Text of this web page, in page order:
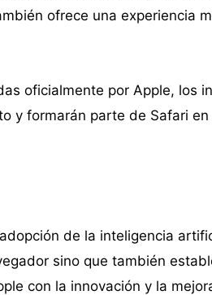
ofrece una experiencia
oficialmente por Apple, los
y formarán parte de Safari
de la inteligencia
sino que también
con la innovación y la